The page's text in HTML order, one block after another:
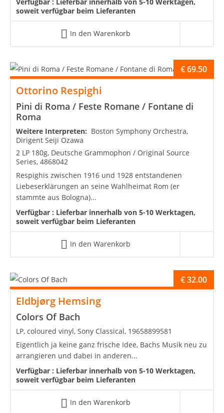
soweit verfügbar beim Lieferanten
In den Warenkorb
Ottorino Respighi
Pini di Roma / Feste Romane / Fontane di
Roma
€69.50
Weitere Interpreten: Boston Symphony Orchestra,
Dirigent Seiji Ozawa
2 LP 180g, Deutsche Grammophon / Original Source
Series, 4868042
Respighis zwischen 1916 und 1928 entstandenen
Liebeserklärungen an seine Wahlheimat Rom (er
stammte aus Bologna)...
Verfügbar : Lieferbar innerhalb von 5-10 Werktagen,
soweit verfügbar beim Lieferanten
In den Warenkorb
Eldbjørg Hemsing
Colors Of Bach
€32.00
LP, coloured vinyl, Sony Classical, 19658899581
Eigentlich ja keine ganz frische Idee, Bachs Musik neu zu
arrangieren und dabei in anderen...
Verfügbar : Lieferbar innerhalb von 5-10 Werktagen,
soweit verfügbar beim Lieferanten
In den Warenkorb